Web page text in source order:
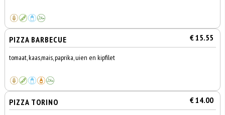
PIZZA BARBECUE € 15.55
tomaat, kaas,mais, paprika, uien en kipfilet
PIZZA TORINO € 14.00